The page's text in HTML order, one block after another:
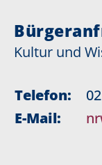
Kultur und
Telefon:
E-Mail: